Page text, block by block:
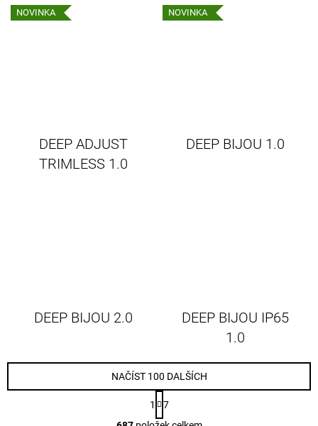
CEILING REC 1.0
CEILING REC 1.0
NOVINKA
DEEP ADJUST
TRIMLESS 1.0
NOVINKA
DEEP BIJOU 1.0
DEEP BIJOU 2.0
DEEP BIJOU IP65
1.0
O
NAČÍST 100 DALŠÍCH
S
t
1
7